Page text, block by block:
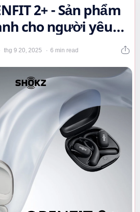
2+ - Sản phẩm
cho người yêu
thể thao!…6 min read